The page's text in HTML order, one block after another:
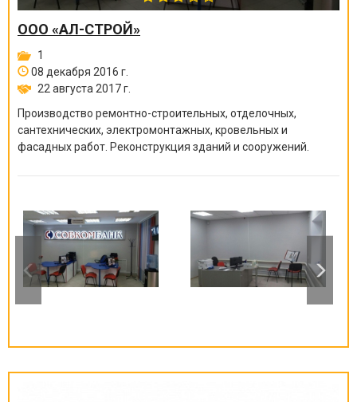
ООО «АЛ-СТРОЙ»
1
08 декабря 2016 г.
22 августа 2017 г.
Производство ремонтно-строительных, отделочных,
сантехнических, электромонтажных, кровельных и
фасадных работ. Реконструкция зданий и сооружений.